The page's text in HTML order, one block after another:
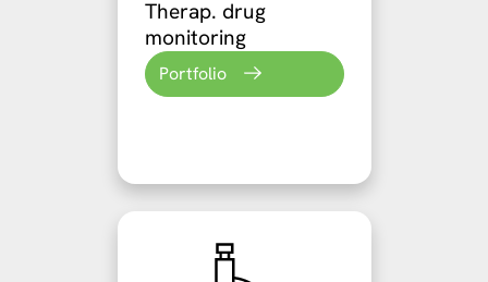
Therap. drug
monitoring
Portfolio